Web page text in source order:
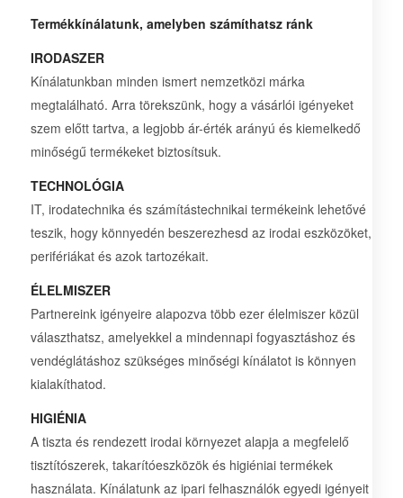
Termékkínálatunk, amelyben számíthatsz ránk
IRODASZER
Kínálatunkban minden ismert nemzetközi márka
megtalálható. Arra törekszünk, hogy a vásárlói igényeket
szem előtt tartva, a legjobb ár-érték arányú és kiemelkedő
minőségű termékeket biztosítsuk.
TECHNOLÓGIA
IT, irodatechnika és számítástechnikai termékeink lehetővé
teszik, hogy könnyedén beszerezhesd az irodai eszközöket,
perifériákat és azok tartozékait.
ÉLELMISZER
Partnereink igényeire alapozva több ezer élelmiszer közül
választhatsz, amelyekkel a mindennapi fogyasztáshoz és
vendéglátáshoz szükséges minőségi kínálatot is könnyen
kialakíthatod.
HIGIÉNIA
A tiszta és rendezett irodai környezet alapja a megfelelő
tisztítószerek, takarítóeszközök és higiéniai termékek
használata. Kínálatunk az ipari felhasználók egyedi igényeit